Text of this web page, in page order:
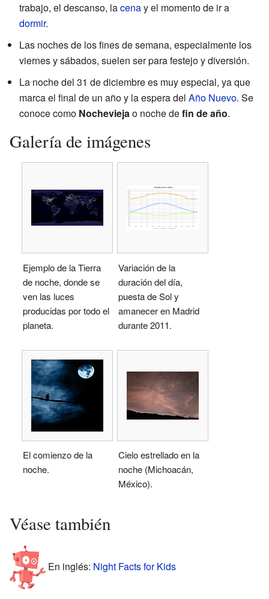
trabajo, el descanso, lacenay el momento de ir a
dormir.
Las noches de los fines de semana, especialmente los
viernes y sábados, suelen ser para festejo y diversión.
La noche del 31 de diciembre es muy especial, ya que
marca el final de un año y la espera del Año Nuevo. Se
conoce como Nocheviejao noche defin de año.
Galería de imágenes
Ejemplo de la Tierra
de noche, donde se
ven las luces
producidas por todo el
planeta.
Variación de la
duración del día,
puesta de Sol y
amanecer en Madrid
durante 2011.
El comienzo de la
noche.
Cielo estrellado en la
noche (Michoacán,
México).
Véase también
En inglés: Night Facts for Kids